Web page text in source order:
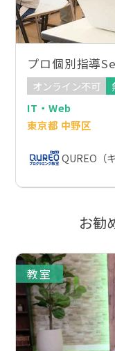
プロ個別指導
オンライン不可
IT・Web
東京都 中野区
QUREO（
お勧
教室